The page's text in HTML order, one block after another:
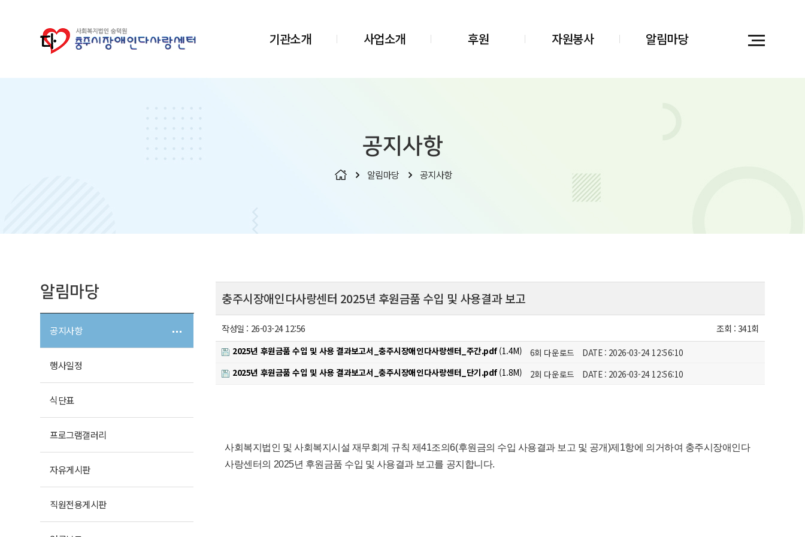
기관소개 사업소개 후원 자원봉사 알림마당
공지사항
알림마당 공지사항
알림마당
공지사항
행사일정
식단표
프로그램갤러리
자유게시판
직원전용게시판
충주시장애인다사랑센터 2025년 후원금품 수입 및 사용결과 보고
작성일 : 26-03-24 12:56 조회 :341회
2025년 후원금품 수입 및 사용 결과보고서_충주시장애인다사랑센터_주간.pdf(1.4M) 6회 다운로드
DATE : 2026-03-24 12:56:10
2025년 후원금품 수입 및 사용 결과보고서_충주시장애인다사랑센터_단기.pdf(1.8M) 2회 다운로드 DATE : 2026-03-24 12:56:10
사회복지법인 및 사회복지시설 재무회계 규칙 제41조의6(후원금의 수입 사용결과 보고 및 공개)제1항에 의거하여 충주시장애인다
사랑센터의 2025년 후원금품 수입 및 사용결과 보고를 공지합니다.